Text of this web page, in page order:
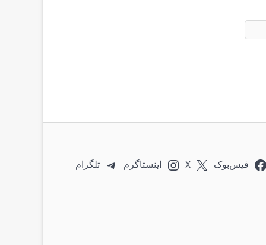
فیس‌بوک X اینستاگرم تلگرام